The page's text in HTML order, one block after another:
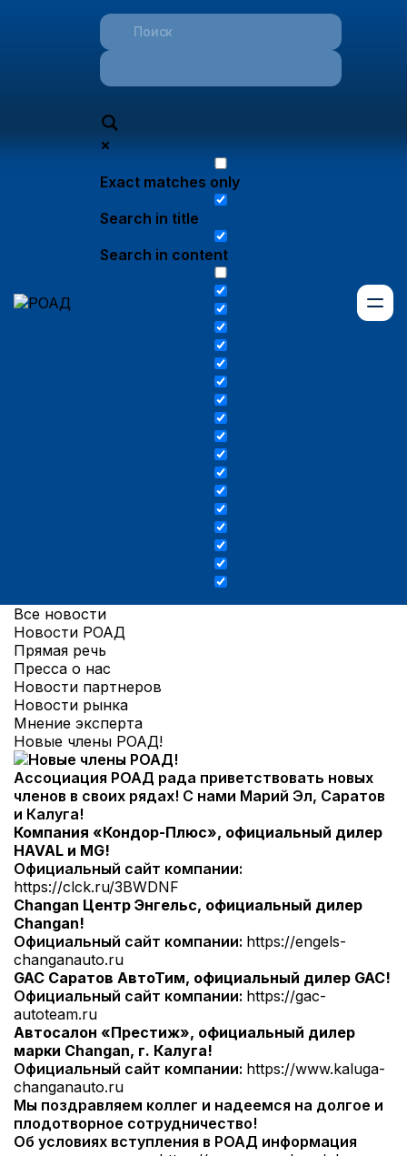
Exact matches only
Search in title
Search in content
Все новости
Новости РОАД
Прямая речь
Пресса о нас
Новости партнеров
Новости рынка
Мнение эксперта
Новые члены РОАД!
Ассоциация РОАД рада приветствовать новых
членов в своих рядах! С нами Марий Эл, Саратов
и Калуга!
Компания «Кондор-Плюс», официальный дилер
HAVAL и MG!
Официальный сайт компании:
https://clck.ru/3BWDNF
Changan Центр Энгельс, официальный дилер
Changan!
Официальный сайт компании: https://engels-
changanauto.ru
GAC Саратов АвтоТим, официальный дилер GAC!
Официальный сайт компании: https://gac-
autoteam.ru
Автосалон «Престиж», официальный дилер
марки Changan, г. Калуга!
Официальный сайт компании: https://www.kaluga-
changanauto.ru
Мы поздравляем коллег и надеемся на долгое и
плодотворное сотрудничество!
Об условиях вступления в РОАД информация